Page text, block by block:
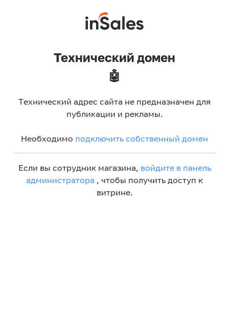
Технический домен
🤖
Технический адрес сайта не предназначен для
публикации и рекламы.
Необходимо подключить собственный домен
Если вы сотрудник магазина, войдите в панель
администратора , чтобы получить доступ к
витрине.